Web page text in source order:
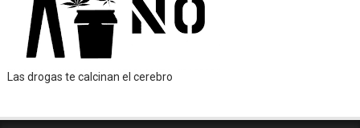
Las drogas te calcinan el cerebro